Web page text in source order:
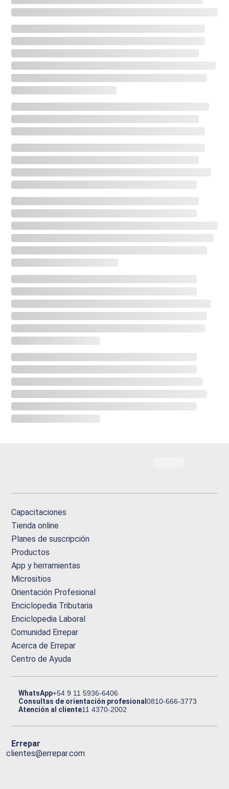
Capacitaciones
Tienda online
Planes de suscripción
Productos
App y herramientas
Micrositios
Orientación Profesional
Enciclopedia Tributaria
Enciclopedia Laboral
Comunidad Errepar
Acerca de Errepar
Centro de Ayuda
WhatsApp+54 9 11 5936-6406
Consultas de orientación profesional0810-666-3773
Atención al cliente11 4370-2002
Errepar
clientes@errepar.com